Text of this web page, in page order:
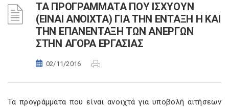
ΤΑ ΠΡΟΓΡΑΜΜΑΤΑ ΠΟΥ ΙΣΧΥΟΥΝ
(ΕΙΝΑΙ ΑΝΟΙΧΤΑ) ΓΙΑ ΤΗΝ ΕΝΤΑΞΗ Η ΚΑΙ
ΤΗΝ ΕΠΑΝΕΝΤΑΞΗ ΤΩΝ ΑΝΕΡΓΩΝ
ΣΤΗΝ ΑΓΟΡΑ ΕΡΓΑΣΙΑΣ
02/11/2016
Τα προγράμματα που είναι ανοιχτά για υποβολή αιτήσεων